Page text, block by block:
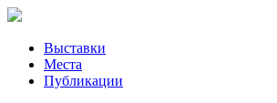
Выставки
Места
Публикации